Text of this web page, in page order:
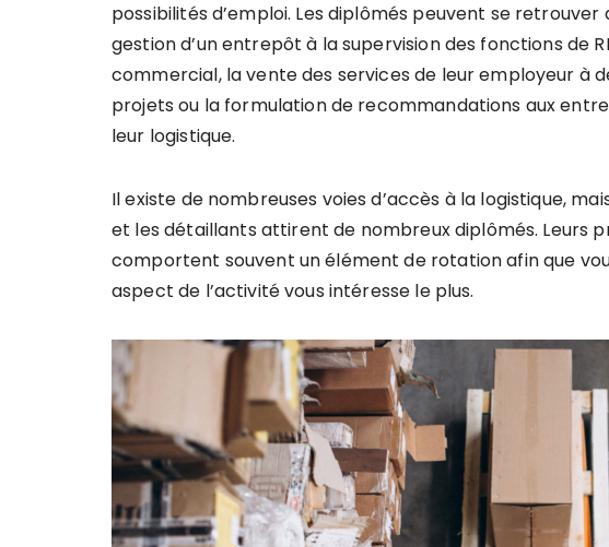
possibilités d’emploi. Les diplômés peuvent se
gestion d’un entrepôt à la supervision des fonctions de
commercial, la vente des services de leur employeur à
projets ou la formulation de recommandations aux
leur logistique.
Il existe de nombreuses voies d’accès à la logistique,
et les détaillants attirent de nombreux diplômés. Leurs
comportent souvent un élément de rotation afin que
aspect de l’activité vous intéresse le plus.